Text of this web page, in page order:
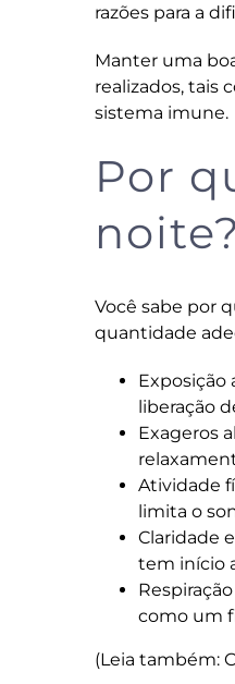
razões para a
Manter uma
realizados, tais
sistema imune.
Por
noite?
Você sabe por
quantidade
Exposição
liberação
Exageros
Atividade
limita o
Claridade
tem início
como um
(Leia também: